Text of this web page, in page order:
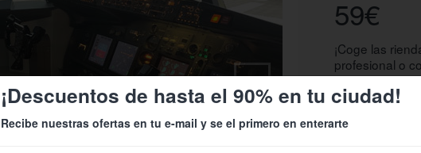
›
59€
¡Coge las
profesional o
pone a tu
instructor
¡Descuentos de hasta el 90% en tu ciudad!
Recibe nuestras ofertas en tu e-mail y se el primero en enterarte